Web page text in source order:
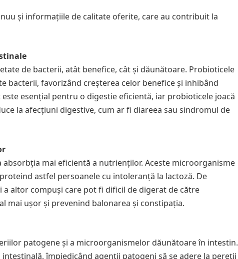
și informațiile de calitate oferite, care au contribuit la
de bacterii, atât benefice, cât și dăunătoare. Probioticele
bacterii, favorizând creșterea celor benefice și inhibând
esențial pentru o digestie eficientă, iar probioticele joacă
la afecțiuni digestive, cum ar fi diareea sau sindromul de
mai eficientă a nutrienților. Aceste microorganisme
astfel persoanele cu intoleranță la lactoză. De
altor compuși care pot fi dificil de digerat de către
mai ușor și prevenind balonarea și constipația.
patogene și a microorganismelor dăunătoare în intestin.
împiedicând agenții patogeni să se adere la pereții